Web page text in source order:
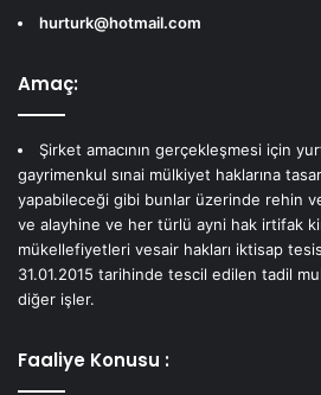
hurturk@hotmail.com
Amaç:
Şirket amacının gerçekleşmesi için
gayrimenkul sınai mülkiyet haklarına
yapabileceği gibi bunlar üzerinde rehin
ve alayhine ve her türlü ayni hak irtifak
mükellefiyetleri vesair hakları iktisap
31.01.2015 tarihinde tescil edilen tadil
diğer işler.
Faaliye Konusu :